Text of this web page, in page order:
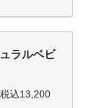
ラルベビ
込13,200